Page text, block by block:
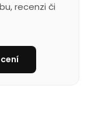
recenzi či